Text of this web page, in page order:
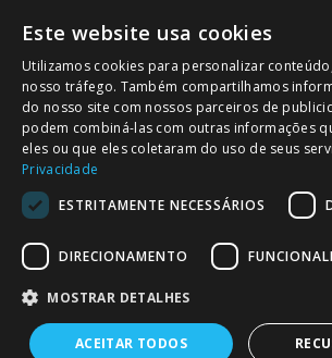
Calendário da 2ª Divisão - Série B - 2025-2026
Calendário da Época
NOTÍCIAS/COMUNICADOS
Notícias
Comunicados
© 2026 Associação Futebol Popular
Este website usa cookies
Utilizamos cookies para personalizar
nosso tráfego. Também compartilhamos
do nosso site com nossos parceiros de
podem combiná-las com outras informações
eles ou que eles coletaram do uso de seus
Privacidade
ESTRITAMENTE NECESSÁRIOS
DIRECIONAMENTO
MOSTRAR DETALHES
ACEITAR TODOS